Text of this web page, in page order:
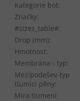
Kategorie bot:
Značky:
#sizes_table#:
Drop (mm):
Hmotnost:
Membrána - typ:
Mezipodešev-typ
tlumící pěny:
Míra tlumení: